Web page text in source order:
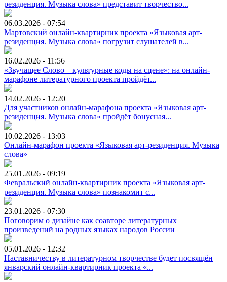
резиденция. Музыка слова» представит творчество...
06.03.2026 - 07:54
Мартовский онлайн-квартирник проекта «Языковая арт-
резиденция. Музыка слова» погрузит слушателей в...
16.02.2026 - 11:56
«Звучащее Слово – культурные коды на сцене»: на онлайн-
марафоне литературного проекта пройдёт...
14.02.2026 - 12:20
Для участников онлайн-марафона проекта «Языковая арт-
резиденция. Музыка слова» пройдёт бонусная...
10.02.2026 - 13:03
Онлайн-марафон проекта «Языковая арт-резиденция. Музыка
слова»
25.01.2026 - 09:19
Февральский онлайн-квартирник проекта «Языковая арт-
резиденция. Музыка слова» познакомит с...
23.01.2026 - 07:30
Поговорим о дизайне как соавторе литературных
произведений на родных языках народов России
05.01.2026 - 12:32
Наставничеству в литературном творчестве будет посвящён
январский онлайн-квартирник проекта «...